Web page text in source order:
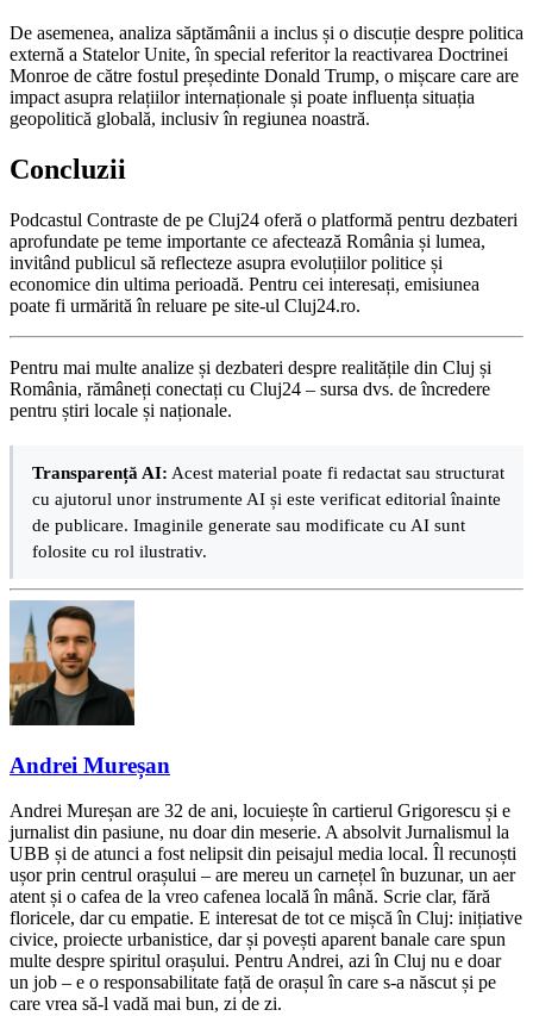
De asemenea, analiza săptămânii a inclus și o discuție despre politica
externă a Statelor Unite, în special referitor la reactivarea Doctrinei
Monroe de către fostul președinte Donald Trump, o mișcare care are
impact asupra relațiilor internaționale și poate influența situația
geopolitică globală, inclusiv în regiunea noastră.
Concluzii
Podcastul Contraste de pe Cluj24 oferă o platformă pentru dezbateri
aprofundate pe teme importante ce afectează România și lumea,
invitând publicul să reflecteze asupra evoluțiilor politice și
economice din ultima perioadă. Pentru cei interesați, emisiunea
poate fi urmărită în reluare pe site-ul Cluj24.ro.
Pentru mai multe analize și dezbateri despre realitățile din Cluj și
România, rămâneți conectați cu Cluj24 – sursa dvs. de încredere
pentru știri locale și naționale.
Transparență AI: Acest material poate fi redactat sau structurat
cu ajutorul unor instrumente AI și este verificat editorial înainte
de publicare. Imaginile generate sau modificate cu AI sunt
folosite cu rol ilustrativ.
Andrei Mureșan
Andrei Mureșan are 32 de ani, locuiește în cartierul Grigorescu și e
jurnalist din pasiune, nu doar din meserie. A absolvit Jurnalismul la
UBB și de atunci a fost nelipsit din peisajul media local. Îl recunoști
ușor prin centrul orașului – are mereu un carnețel în buzunar, un aer
atent și o cafea de la vreo cafenea locală în mână. Scrie clar, fără
floricele, dar cu empatie. E interesat de tot ce mișcă în Cluj: inițiative
civice, proiecte urbanistice, dar și povești aparent banale care spun
multe despre spiritul orașului. Pentru Andrei, azi în Cluj nu e doar
un job – e o responsabilitate față de orașul în care s-a născut și pe
care vrea să-l vadă mai bun, zi de zi.